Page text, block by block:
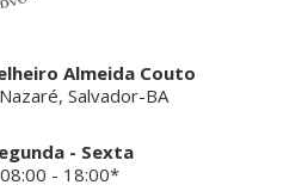
Almeida Couto
Salvador-BA
- Sexta
08:00 - 18:00*